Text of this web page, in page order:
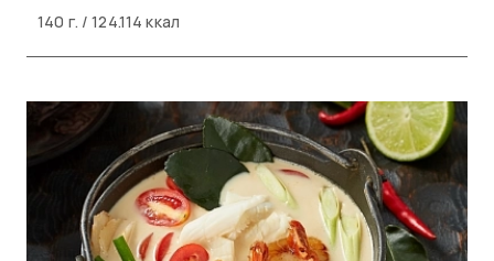
140 г. / 124.114 ккал